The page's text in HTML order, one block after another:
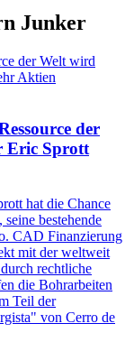
Junker
der
Eric Sprott
hat die Chance
bestehende
CAD Finanzierung
mit der weltweit
rechtliche
die Bohrarbeiten
Teil der
von Cerro de